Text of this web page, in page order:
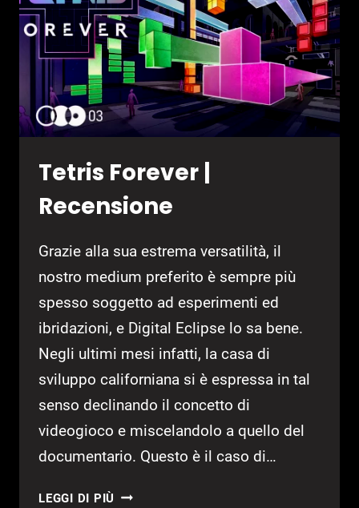
Tetris Forever |
Recensione
Grazie alla sua estrema versatilità, il
nostro medium preferito è sempre più
spesso soggetto ad esperimenti ed
ibridazioni, e Digital Eclipse lo sa bene.
Negli ultimi mesi infatti, la casa di
sviluppo californiana si è espressa in tal
senso declinando il concetto di
videogioco e miscelandolo a quello del
documentario. Questo è il caso di…
LEGGI DI PIÙ TETRIS